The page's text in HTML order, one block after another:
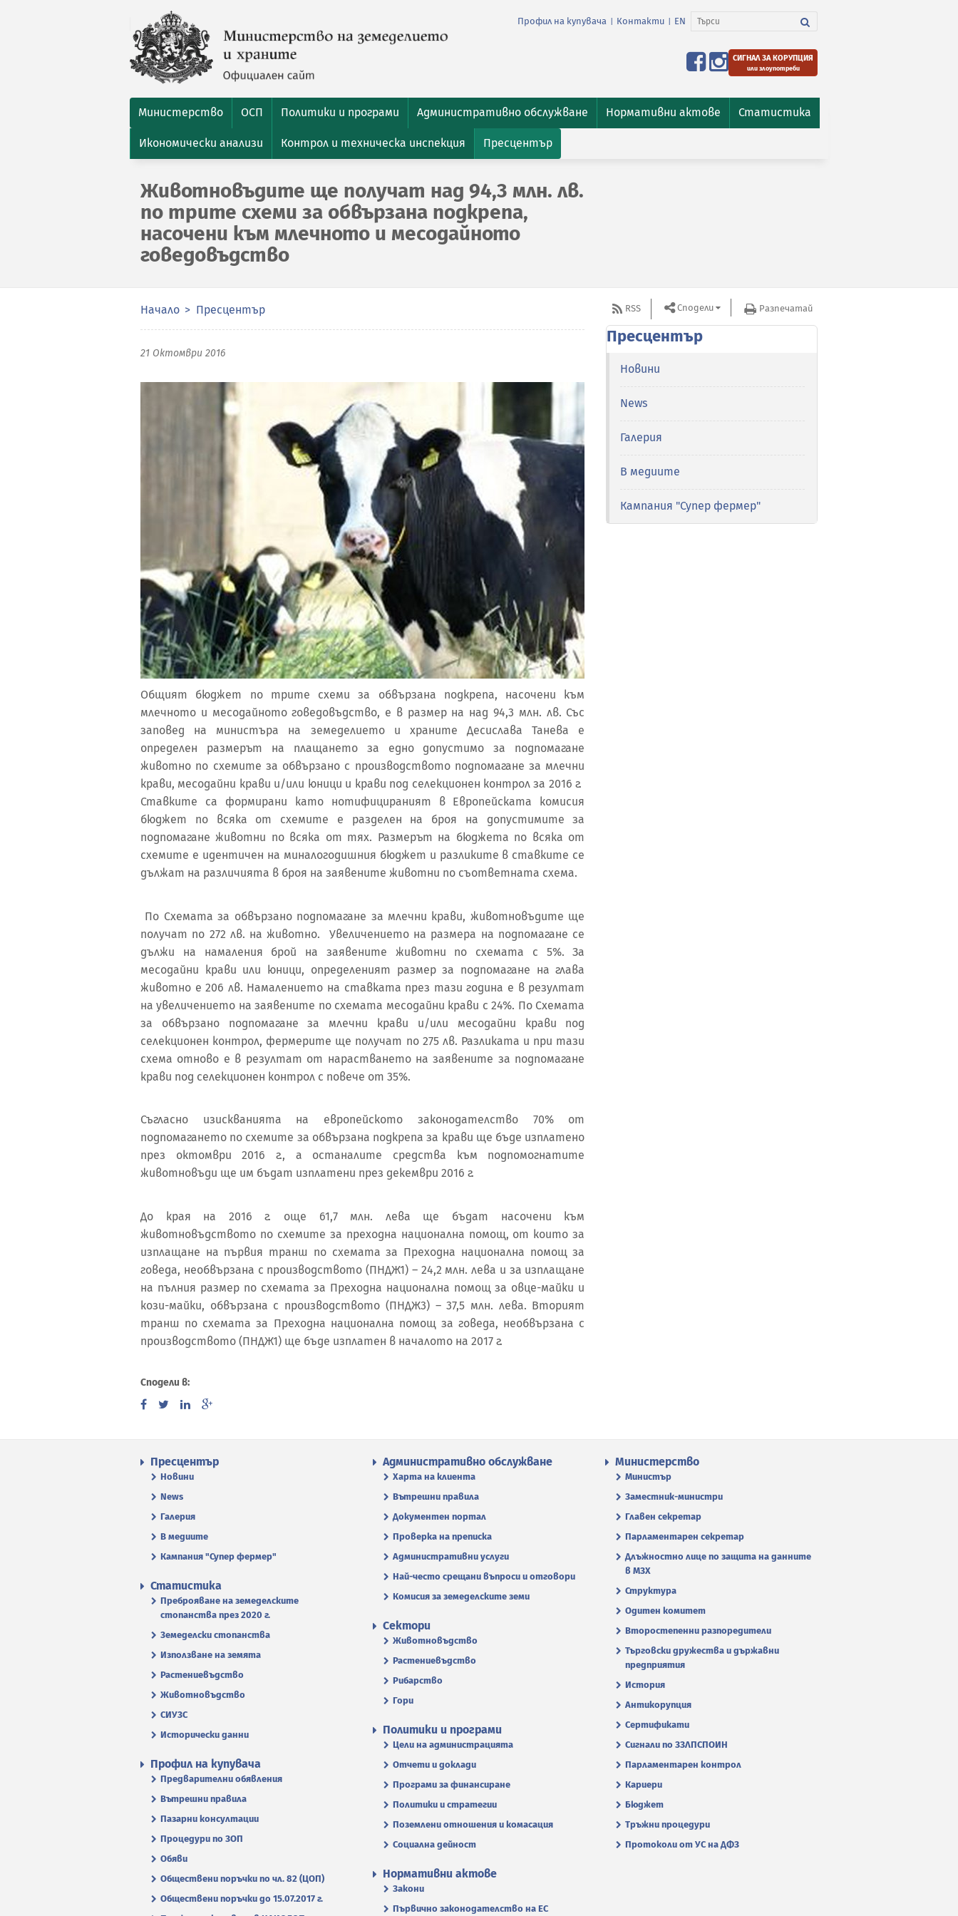
Профил на купувача Контакти EN
СИГНАЛ ЗА КОРУПЦИЯ
или злоупотреби
Министерство ОСП Политики и програми Административно обслужване Нормативни актове Статистика
Икономически анализи Контрол и техническа инспекция Пресцентър
Животновъдите ще получат над 94,3 млн. лв.
по трите схеми за обвързана подкрепа,
насочени към млечното и месодайното
говедовъдство
Начало Пресцентър
21 Октомври 2016
Общият бюджет по трите схеми за обвързана подкрепа, насочени към
млечното и месодайното говедовъдство, е в размер на над 94,3 млн. лв. Със
заповед на министъра на земеделието и храните Десислава Танева е
определен размерът на плащането за едно допустимо за подпомагане
животно по схемите за обвързано с производството подпомагане за млечни
крави, месодайни крави и/или юници и крави под селекционен контрол за 2016 г.
Ставките са формирани като нотифицираният в Европейската комисия
бюджет по всяка от схемите е разделен на броя на допустимите за
подпомагане животни по всяка от тях. Размерът на бюджета по всяка от
схемите е идентичен на миналогодишния бюджет и разликите в ставките се
дължат на различията в броя на заявените животни по съответната схема.
По Схемата за обвързано подпомагане за млечни крави, животновъдите ще
получат по 272 лв. на животно. Увеличението на размера на подпомагане се
дължи на намаления брой на заявените животни по схемата с 5%. За
месодайни крави или юници, определеният размер за подпомагане на глава
животно е 206 лв. Намалението на ставката през тази година е в резултат
на увеличението на заявените по схемата месодайни крави с 24%. По Схемата
за обвързано подпомагане за млечни крави и/или месодайни крави под
селекционен контрол, фермерите ще получат по 275 лв. Разликата и при тази
схема отново е в резултат от нарастването на заявените за подпомагане
крави под селекционен контрол с повече от 35%.
Съгласно изискванията на европейското законодателство 70% от
подпомагането по схемите за обвързана подкрепа за крави ще бъде изплатено
през октомври 2016 г., а останалите средства към подпомогнатите
животновъди ще им бъдат изплатени през декември 2016 г.
До края на 2016 г. още 61,7 млн. лева ще бъдат насочени към
животновъдството по схемите за преходна национална помощ, от които за
изплащане на първия транш по схемата за Преходна национална помощ за
говеда, необвързана с производството (ПНДЖ1) – 24,2 млн. лева и за изплащане
на пълния размер по схемата за Преходна национална помощ за овце-майки и
кози-майки, обвързана с производството (ПНДЖ3) – 37,5 млн. лева. Вторият
транш по схемата за Преходна национална помощ за говеда, необвързана с
производството (ПНДЖ1) ще бъде изплатен в началото на 2017 г.
Сподели в:
RSS Сподели Разпечатай
Пресцентър
Новини
News
Галерия
В медиите
Кампания "Супер фермер"
Пресцентър
Новини
News
Галерия
В медиите
Кампания "Супер фермер"
Административно обслужване
Харта на клиента
Вътрешни правила
Документен портал
Проверка на преписка
Административни услуги
Най-често срещани въпроси и отговори
Комисия за земеделските земи
Министерство
Министър
Заместник-министри
Главен секретар
Парламентарен секретар
Длъжностно лице по защита на данните
в МЗХ
Структура
Одитен комитет
Второстепенни разпоредители
Търговски дружества и държавни
предприятия
История
Антикорупция
Сертификати
Сигнали по ЗЗЛПСПОИН
Парламентарен контрол
Кариери
Бюджет
Тръжни процедури
Протоколи от УС на ДФЗ
Статистика
Преброяване на земеделските
стопанства през 2020 г.
Земеделски стопанства
Използване на земята
Растениевъдство
Животновъдство
СИУЗС
Исторически данни
Сектори
Животновъдство
Растениевъдство
Рибарство
Гори
Политики и програми
Цели на администрацията
Отчети и доклади
Програми за финансиране
Политики и стратегии
Поземлени отношения и комасация
Социална дейност
Профил на купувача
Предварителни обявления
Вътрешни правила
Пазарни консултации
Процедури по ЗОП
Обяви
Обществени поръчки по чл. 82 (ЦОП)
Обществени поръчки до 15.07.2017 г.
Нормативни актове
Закони
Първично законодателство на ЕС